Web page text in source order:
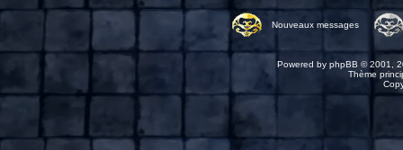
Nouveaux messages
Powered by phpBB © 2001,
Thème